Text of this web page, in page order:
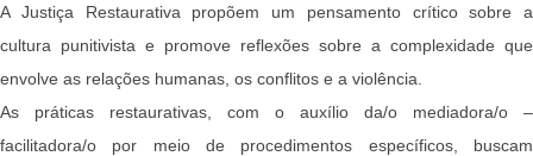
A Justiça Restaurativa propõem um pensamento crítico sobre a
cultura punitivista e promove reflexões sobre a complexidade que
envolve as relações humanas, os conflitos e a violência.
As práticas restaurativas, com o auxílio da/o mediadora/o –
facilitadora/o por meio de procedimentos específicos, buscam